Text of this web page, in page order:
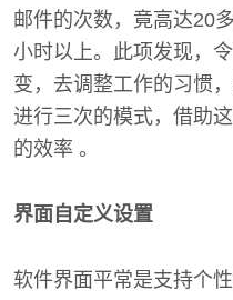
邮件的次数，竟高达20
小时以上。此项发现，
变，去调整工作的习惯
进行三次的模式，借助
的效率 。
界面自定义设置
软件界面平常是支持个